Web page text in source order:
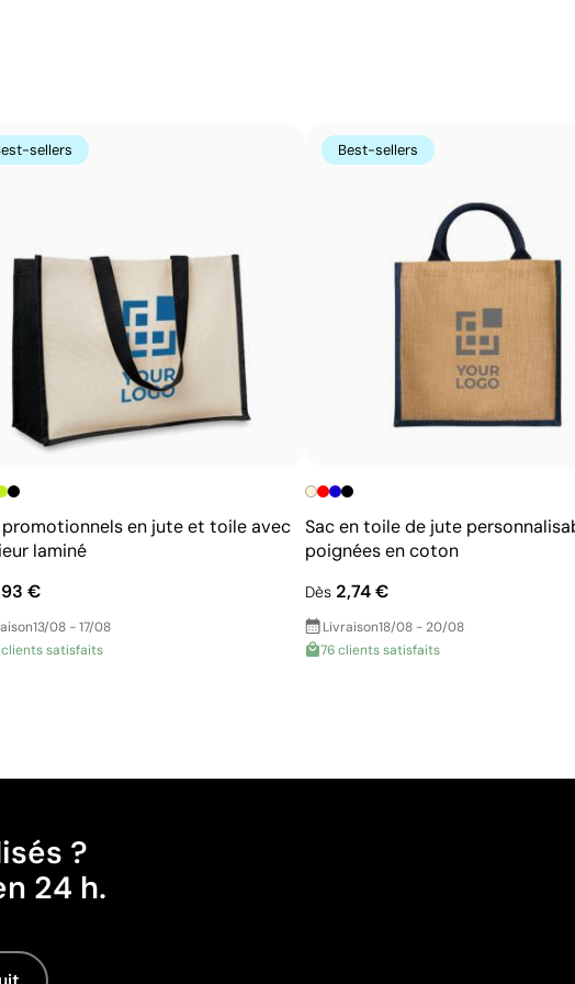
choisies en fonction de la forme et du matériau du
larges, tandis que la tampographie permet de
taille. L’atelier choisit pour vous la technique
d’obtenir un résultat net, durable et adapté au logo que
Avantages
Possibilité d’impression avec couleurs Pantone®
exactes
Techniques économiques pour quantités moyennes
et élevées
Couleurs du logo intenses et bien définies
Résultats homogènes pour les grandes séries
sellers
promotionnels en jute et toile avec
laminé
€
13/08 - 17/08
satisfaits
Best-sellers
Sac en toile de jute
poignées en coton
Dès2,74 €
Livraison18/08 - 20/08
76 clients satisfaits
?
24 h.